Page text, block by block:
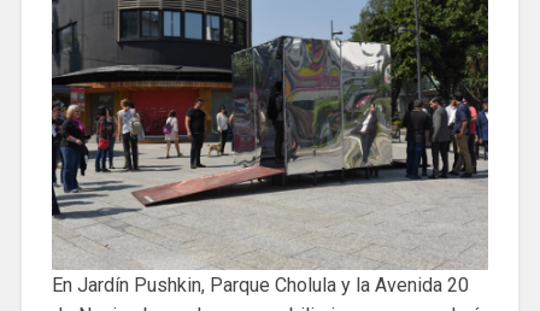
En Jardín Pushkin, Parque Cholula y la Avenida 20